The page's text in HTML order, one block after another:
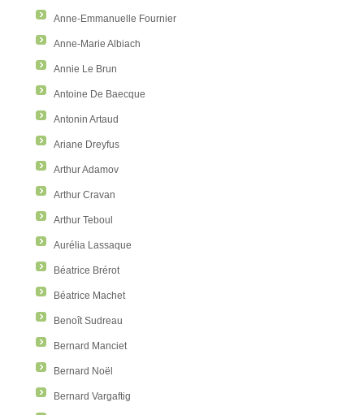
Anne-Emmanuelle Fournier
Anne-Marie Albiach
Annie Le Brun
Antoine De Baecque
Antonin Artaud
Ariane Dreyfus
Arthur Adamov
Arthur Cravan
Arthur Teboul
Aurélia Lassaque
Béatrice Brérot
Béatrice Machet
Benoît Sudreau
Bernard Manciet
Bernard Noël
Bernard Vargaftig